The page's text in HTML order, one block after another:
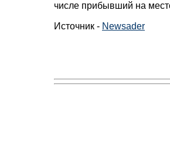
числе прибывший на
Источник - Newsader